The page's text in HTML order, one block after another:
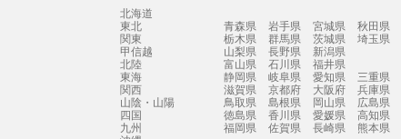
北海道
東北
青森県 岩手県 宮城県 秋田県
関東
栃木県 群馬県 茨城県 埼玉県
甲信越
山梨県 長野県
新潟県
北陸
富山県 石川県
福井県
東海
静岡県 岐阜県 愛知県
三重県
関西
滋賀県 京都府 大阪府 兵庫県
山陰・山陽
鳥取県 島根県 岡山県 広島県
四国
徳島県 香川県 愛媛県
高知県
九州
福岡県 佐賀県 長崎県 熊本県